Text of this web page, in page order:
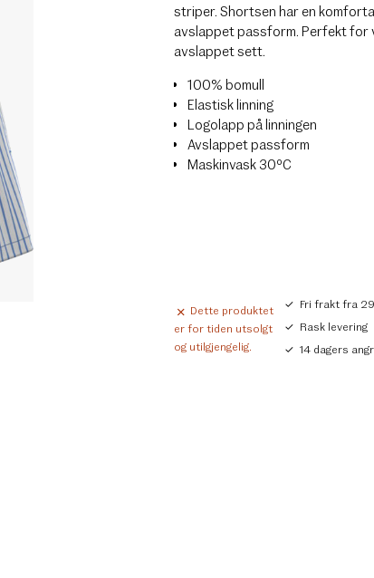
striper. Shortsen har en
avslappet passform. Perfekt for
avslappet sett.
100% bomull
Elastisk linning
Logolapp på linningen
Avslappet passform
Maskinvask 30ºC
Dette produktet
er for tiden utsolgt
og utilgjengelig.
Fri frakt fra
Rask levering
14 dagers